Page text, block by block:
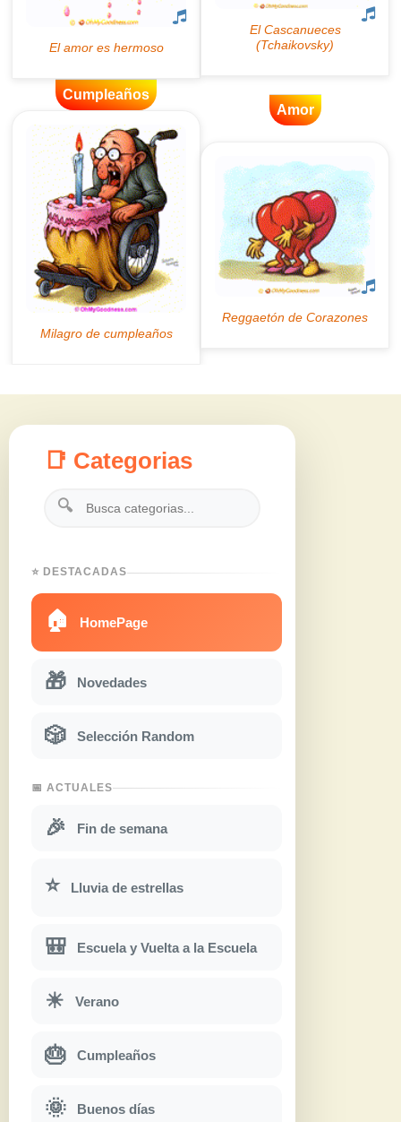
Cumpleaños
Amor
📑 Categorias
🔍
⭐ DESTACADAS
🏠 HomePage
🎁 Novedades
🎲 Selección Random
📅 ACTUALES
🎉 Fin de semana
⭐ Lluvia de estrellas
🎒 Escuela y Vuelta a la Escuela
☀ Verano
🎂 Cumpleaños
🌞 Buenos días